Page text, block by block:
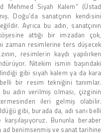
Mehmed Siyah Kalem” (Üstad
Doğu’da sanatçının kendisini
Ayrıca bu adın, sanatçının
attığı bir imzadan çok,
zaman resimlerine ters düşecek
resimlerin kaydı yapılırken
Nitekim ismin başındaki
gibi siyah kalem ya da kara
bir resim tekniğini tanımlar.
adın verilmiş olması, çizginin
ileri gelmiş olabilir.
gibi, burada da, adı sanı belli
karşılaşıyoruz. Bununla beraber
ad benimsenmiş ve sanat tarihine